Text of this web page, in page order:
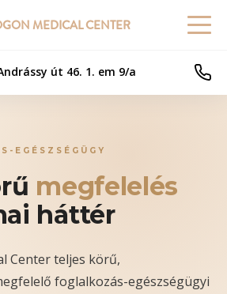
MEDICAL CENTER
út 46. 1. em 9/a
EGÉSZSÉGÜGY
megfelelés
háttér
Center teljes körű,
foglalkozás-egészségügyi